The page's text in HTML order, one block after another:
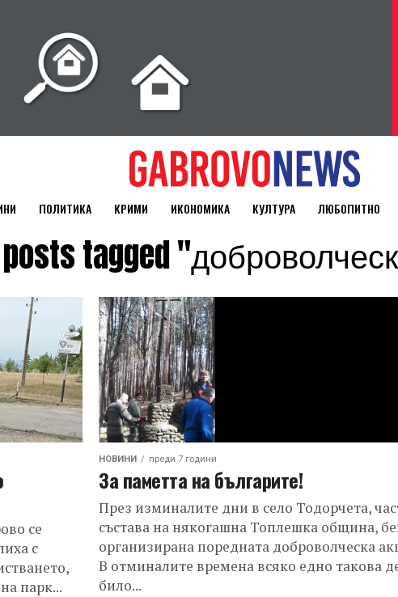
ПОЛИТИКА КРИМИ ИКОНОМИКА КУЛТУРА ЛЮБОПИТНО
tagged
се
с
парк...
НОВИНИ преди 7 години
За паметта на българите!
През изминалите дни в село Тодорчета,
състава на някогашна Топлешка община,
организирана поредната доброволческа
В отминалите времена всяко едно такова
било...